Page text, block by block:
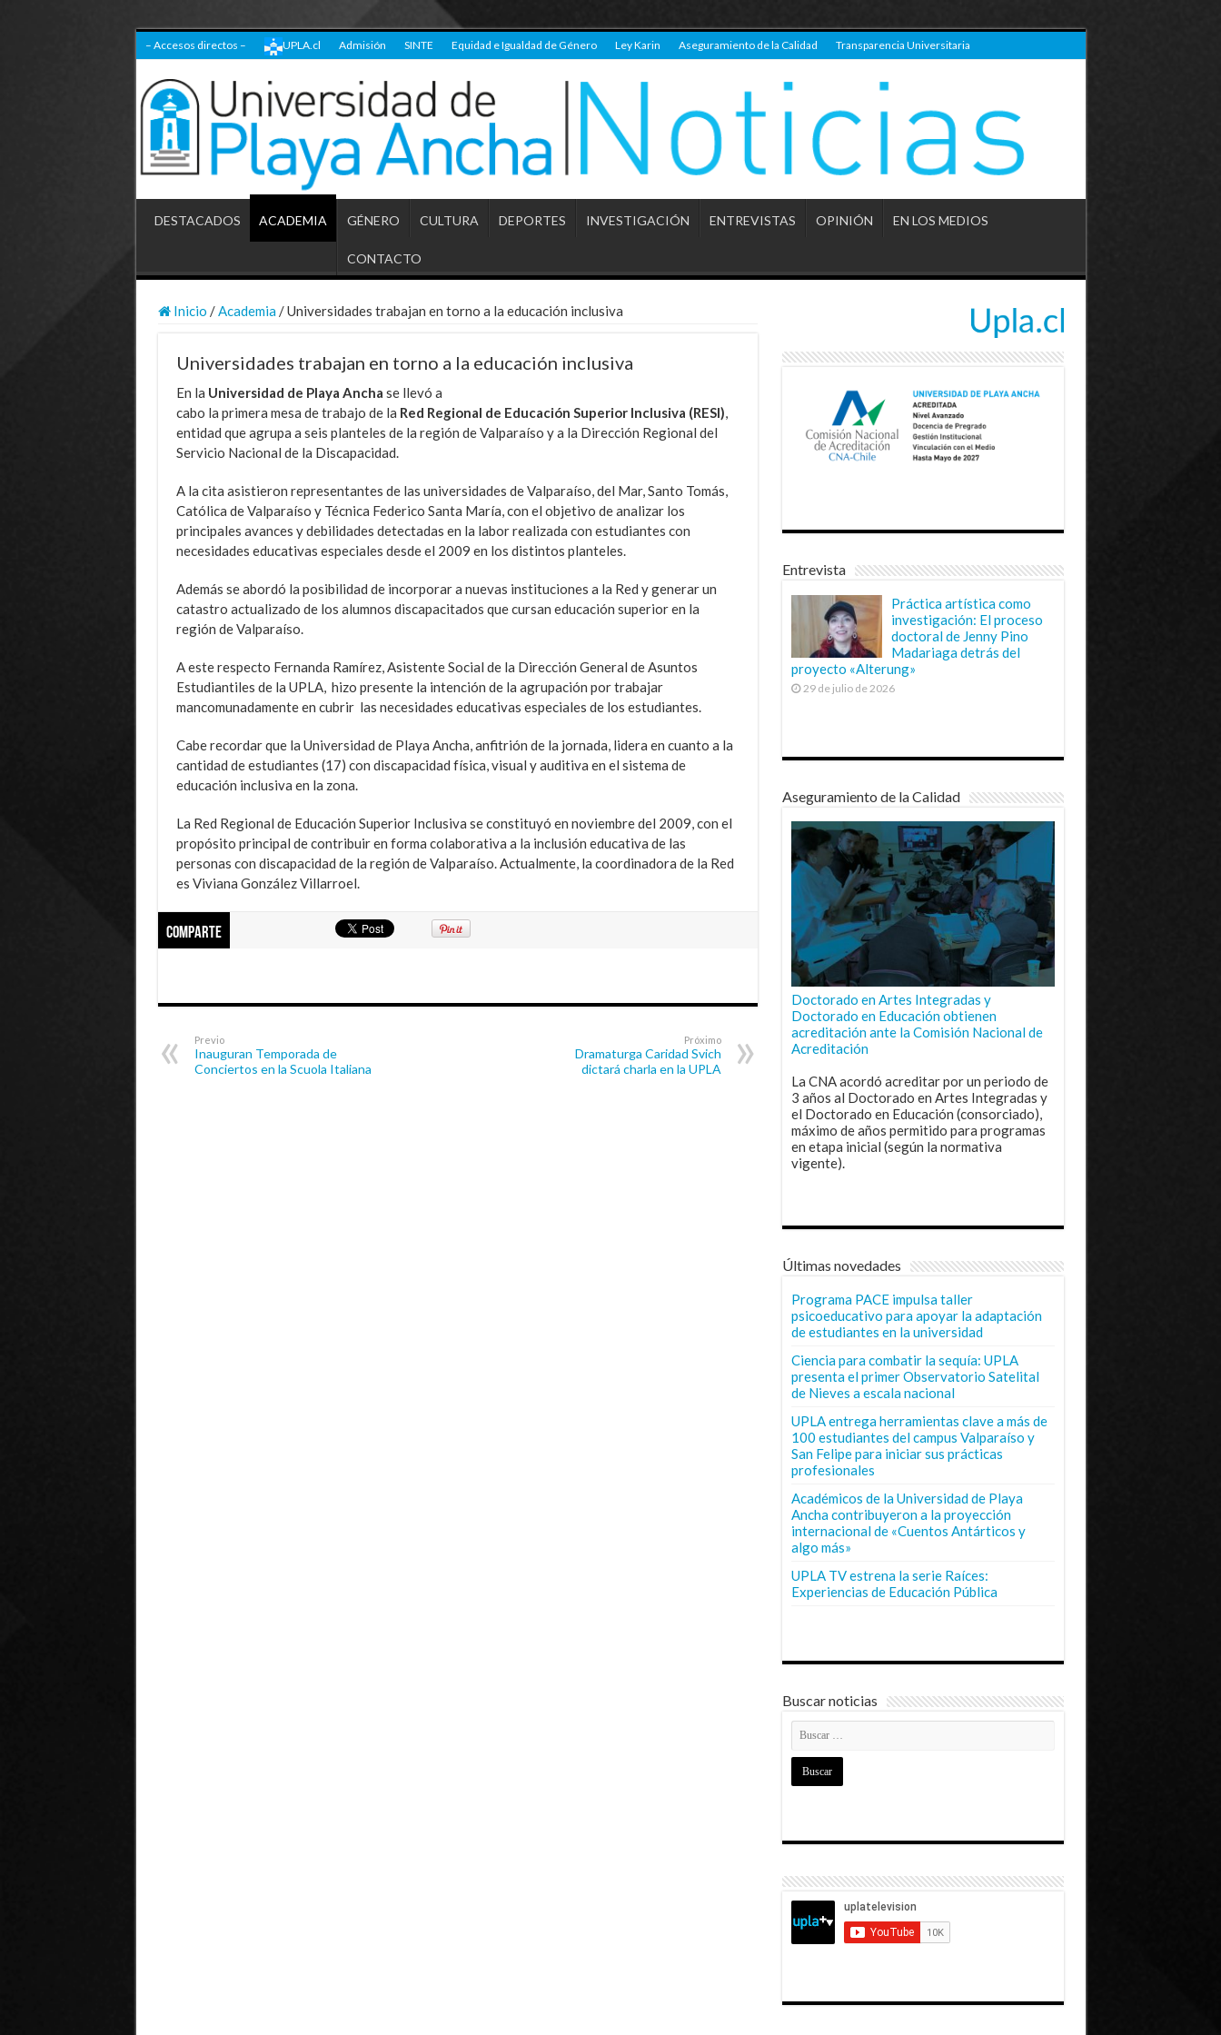
– Accesos directos – UPLA.cl Admisión SINTE Equidad e Igualdad de Género Ley Karin Aseguramiento de la Calidad Transparencia Universitaria
DESTACADOS ACADEMIA GÉNERO CULTURA DEPORTES INVESTIGACIÓN ENTREVISTAS OPINIÓN EN LOS MEDIOS
CONTACTO
Inicio / Academia /Universidades trabajan en torno a la educación inclusiva
Universidades trabajan en torno a la educación inclusiva
En la Universidad de Playa Ancha se llevó a
cabo la primera mesa de trabajo de la Red Regional de Educación Superior Inclusiva (RESI)
entidad que agrupa a seis planteles de la región de Valparaíso y a la Dirección Regional del
Servicio Nacional de la Discapacidad.
A la cita asistieron representantes de las universidades de Valparaíso, del Mar, Santo Tomás,
Católica de Valparaíso y Técnica Federico Santa María, con el objetivo de analizar los
principales avances y debilidades detectadas en la labor realizada con estudiantes con
necesidades educativas especiales desde el 2009 en los distintos planteles.
Además se abordó la posibilidad de incorporar a nuevas instituciones a la Red y generar un
catastro actualizado de los alumnos discapacitados que cursan educación superior en la
región de Valparaíso.
A este respecto Fernanda Ramírez, Asistente Social de la Dirección General de Asuntos
Estudiantiles de la UPLA, hizo presente la intención de la agrupación por trabajar
mancomunadamente en cubrir las necesidades educativas especiales de los estudiantes.
Cabe recordar que la Universidad de Playa Ancha, anfitrión de la jornada, lidera en cuanto a la
cantidad de estudiantes (17) con discapacidad física, visual y auditiva en el sistema de
educación inclusiva en la zona.
La Red Regional de Educación Superior Inclusiva se constituyó en noviembre del 2009, con el
propósito principal de contribuir en forma colaborativa a la inclusión educativa de las
personas con discapacidad de la región de Valparaíso. Actualmente, la coordinadora de la Red
es Viviana González Villarroel.
Comparte
Previo
Inauguran Temporada de
Conciertos en la Scuola Italiana
Próximo
Dramaturga Caridad Svich
dictará charla en la UPLA
Entrevista
Práctica artística como
investigación: El proceso
doctoral de Jenny Pino
Madariaga detrás del
proyecto «Alterung»
29 de julio de 2026
Aseguramiento de la Calidad
Doctorado en Artes Integradas y
Doctorado en Educación obtienen
acreditación ante la Comisión Nacional de
Acreditación
La CNA acordó acreditar por un periodo de
3 años al Doctorado en Artes Integradas y
el Doctorado en Educación (consorciado),
máximo de años permitido para programas
en etapa inicial (según la normativa
vigente).
Últimas novedades
Programa PACE impulsa taller
psicoeducativo para apoyar la adaptación
de estudiantes en la universidad
Ciencia para combatir la sequía: UPLA
presenta el primer Observatorio Satelital
de Nieves a escala nacional
UPLA entrega herramientas clave a más de
100 estudiantes del campus Valparaíso y
San Felipe para iniciar sus prácticas
profesionales
Académicos de la Universidad de Playa
Ancha contribuyeron a la proyección
internacional de «Cuentos Antárticos y
algo más»
UPLA TV estrena la serie Raíces:
Experiencias de Educación Pública
Buscar noticias